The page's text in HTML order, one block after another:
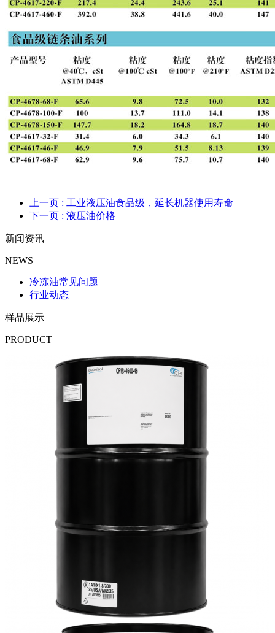
上一页 : 工业液压油食品级，延长机器使用寿命
下一页 : 液压油价格
新闻资讯
NEWS
冷冻油常见问题
行业动态
样品展示
PRODUCT